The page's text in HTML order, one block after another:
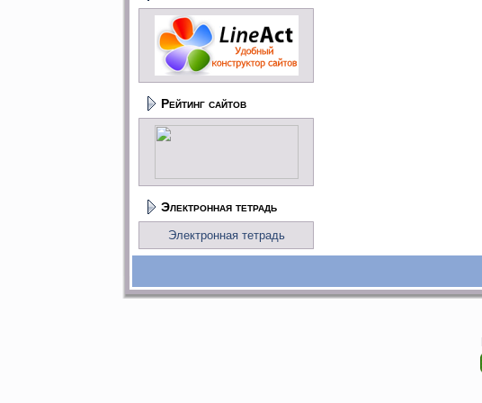
Рейтинг сайтов
Электронная тетрадь
Электронная тетрадь